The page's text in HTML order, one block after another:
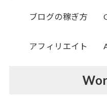
ブログの稼ぎ方
アフィリエイト